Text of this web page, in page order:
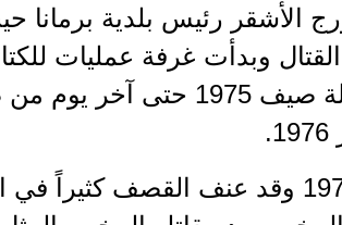
الأشقر رئيس بلدية
وبدأت غرفة عمليات
وبدأ القصف على تل الزعتر طيلة صيف
في منتصف شهر كانون الأول 1975 وقد عنف